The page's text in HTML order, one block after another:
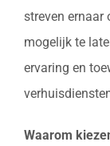
streven ernaar
mogelijk te
ervaring en
Waarom